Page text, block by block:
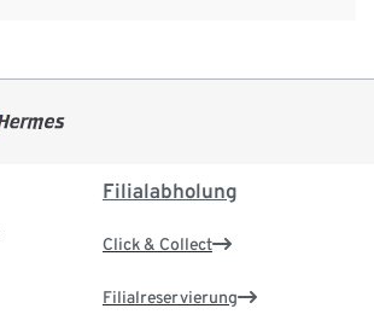
Filialabholung
Click & Collect
Filialreservierung